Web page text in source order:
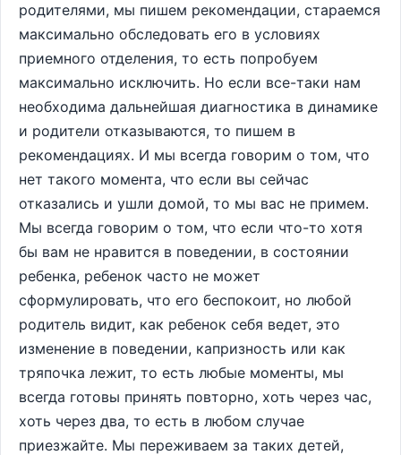
родителями, мы пишем рекомендации, стараемся
максимально обследовать его в условиях
приемного отделения, то есть попробуем
максимально исключить. Но если все-таки нам
необходима дальнейшая диагностика в динамике
и родители отказываются, то пишем в
рекомендациях. И мы всегда говорим о том, что
нет такого момента, что если вы сейчас
отказались и ушли домой, то мы вас не примем.
Мы всегда говорим о том, что если что-то хотя
бы вам не нравится в поведении, в состоянии
ребенка, ребенок часто не может
сформулировать, что его беспокоит, но любой
родитель видит, как ребенок себя ведет, это
изменение в поведении, капризность или как
тряпочка лежит, то есть любые моменты, мы
всегда готовы принять повторно, хоть через час,
хоть через два, то есть в любом случае
приезжайте. Мы переживаем за таких детей,